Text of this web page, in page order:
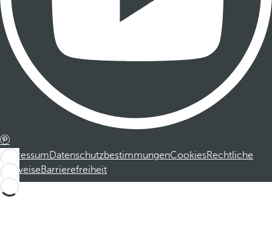
ImpressumDatenschutzbestimmungenCookiesRechtliche
HinweiseBarrierefreiheit